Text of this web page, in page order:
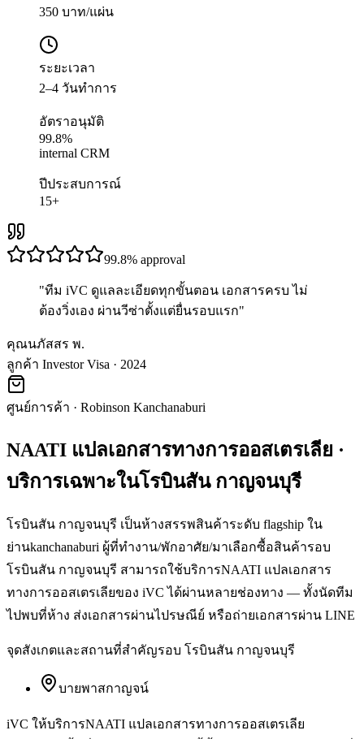
350 บาท/แผ่น
ระยะเวลา
2–4 วันทำการ
อัตราอนุมัติ
99.8%
internal CRM
ปีประสบการณ์
15+
99.8% approval
"ทีม iVC ดูแลละเอียดทุกขั้นตอน เอกสารครบ ไม่
ต้องวิ่งเอง ผ่านวีซ่าตั้งแต่ยื่นรอบแรก"
คุณนภัสสร พ.
ลูกค้า Investor Visa · 2024
ศูนย์การค้า · Robinson Kanchanaburi
NAATI แปลเอกสารทางการออสเตรเลีย ·
บริการเฉพาะในโรบินสัน กาญจนบุรี
โรบินสัน กาญจนบุรี เป็นห้างสรรพสินค้าระดับ flagship ใน
ย่านkanchanaburi ผู้ที่ทำงาน/พักอาศัย/มาเลือกซื้อสินค้ารอบ
โรบินสัน กาญจนบุรี สามารถใช้บริการNAATI แปลเอกสาร
ทางการออสเตรเลียของ iVC ได้ผ่านหลายช่องทาง — ทั้งนัดทีม
ไปพบที่ห้าง ส่งเอกสารผ่านไปรษณีย์ หรือถ่ายเอกสารผ่าน LINE
จุดสังเกตและสถานที่สำคัญรอบ โรบินสัน กาญจนบุรี
บายพาสกาญจน์
iVC ให้บริการNAATI แปลเอกสารทางการออสเตรเลีย